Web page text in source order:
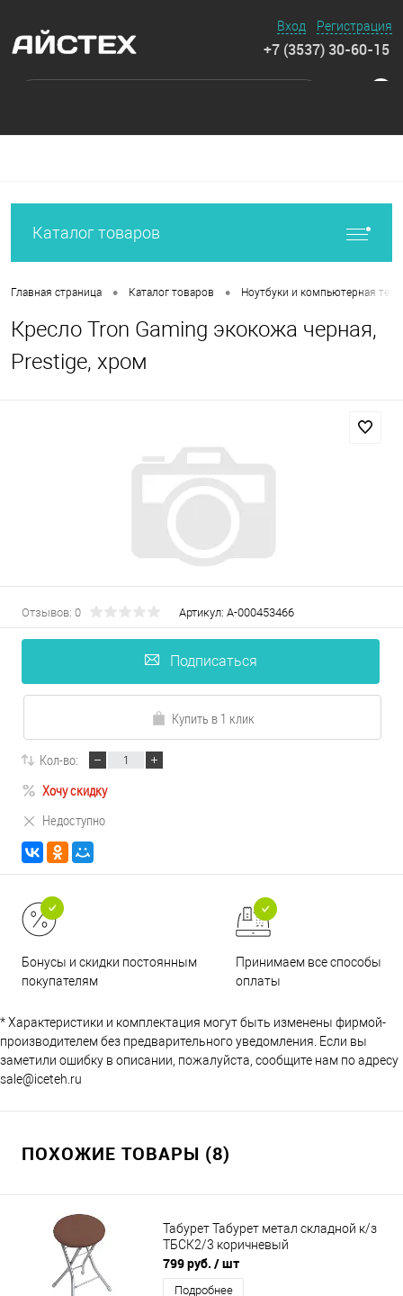
Вход Регистрация
+7 (3537) 30-60-15
Каталог товаров
Главная страница • Каталог товаров • Ноутбуки и компьютерная
Кресло Tron Gaming экокожа черная,
Prestige, хром
Отзывов: 0 Артикул: А-000453466
Подписаться
Купить в 1 клик
Кол-во:
Хочу скидку
Недоступно
Бонусы и скидки постоянным
покупателям
Принимаем все способы
оплаты
* Характеристики и комплектация могут быть изменены фирмой-
производителем без предварительного уведомления. Если вы
заметили ошибку в описании, пожалуйста, сообщите нам по адресу
sale@iceteh.ru
ПОХОЖИЕ ТОВАРЫ (8)
Табурет Табурет метал складной к/з
ТБСК2/3 коричневый
799 руб. / шт
Подробнее